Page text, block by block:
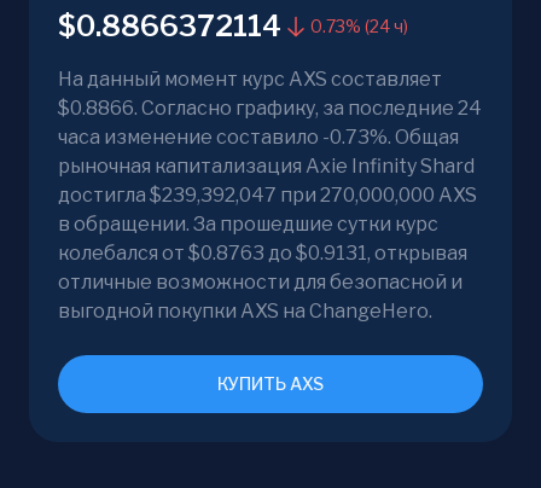
$0.8866372114 0.73% (24 ч)
На данный момент курс AXS составляет
$0.8866. Согласно графику, за последние 24
часа изменение составило -0.73%. Общая
рыночная капитализация Axie Infinity Shard
достигла $239,392,047 при 270,000,000 AXS
в обращении. За прошедшие сутки курс
колебался от $0.8763 до $0.9131, открывая
отличные возможности для безопасной и
выгодной покупки AXS на ChangeHero.
КУПИТЬ AXS